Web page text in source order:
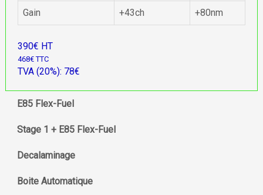
Gain +43ch +80nm
390€ HT
468€ TTC
TVA (20%): 78€
E85 Flex-Fuel
Stage 1 + E85 Flex-Fuel
Decalaminage
Boite Automatique